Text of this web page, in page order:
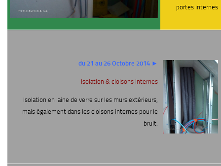
portes internes
du 21 au 26 Octobre 2014 ►
Isolation & cloisons internes
Isolation en laine de verre sur les murs extérieurs,
mais également dans les cloisons internes pour le
bruit.